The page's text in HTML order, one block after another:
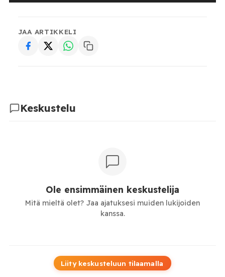
JAA ARTIKKELI
Keskustelu
Ole ensimmäinen keskustelija
Mitä mieltä olet? Jaa ajatuksesi muiden lukijoiden
kanssa.
Liity keskusteluun tilaamalla